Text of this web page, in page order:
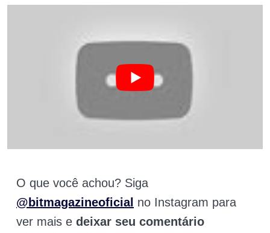
O que você achou? Siga
@bitmagazineoficial no Instagram para
ver mais e deixar seu comentário